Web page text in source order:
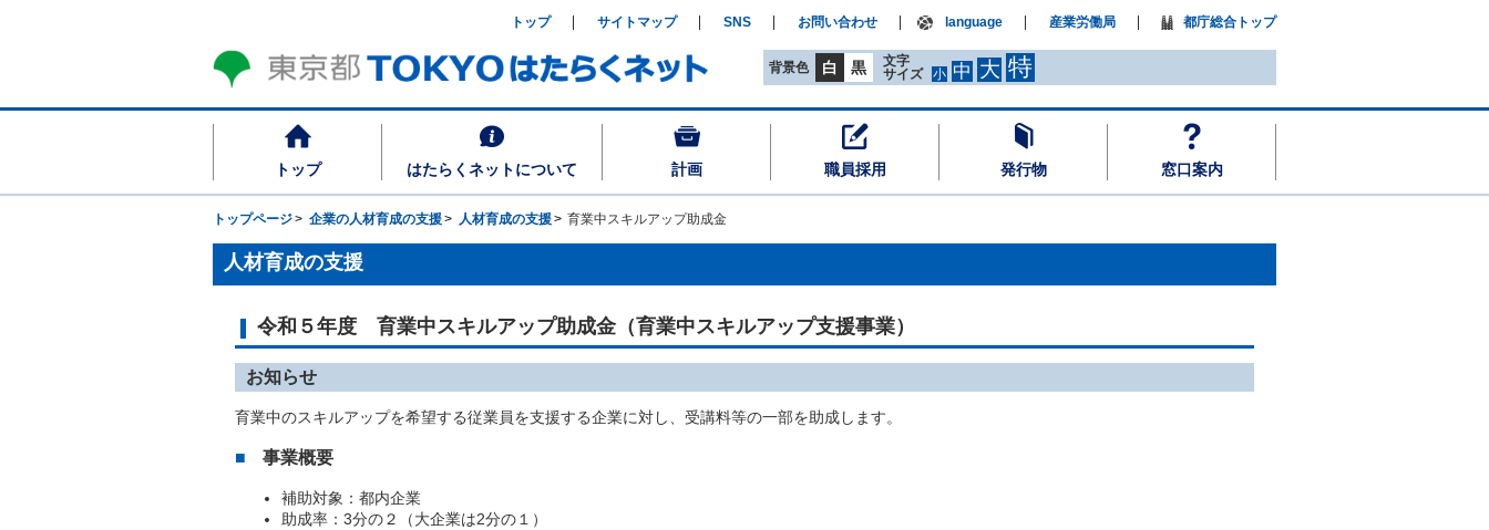
トップ はたらくネットについて 計画 職員採用 発行物 窓口案内
背景色 白 黒
文字
サイズ
小 中 大 特
トップ サイトマップ SNS お問い合わせ language 産業労働局 都庁総合トップ
トップページ 企業の人材育成の支援 人材育成の支援 育業中スキルアップ助成金
人材育成の支援
令和５年度 育業中スキルアップ助成金（育業中スキルアップ支援事業）
お知らせ
育業中のスキルアップを希望する従業員を支援する企業に対し、受講料等の一部を助成します。
事業概要
補助対象：都内企業
助成率：3分の２（大企業は2分の１）